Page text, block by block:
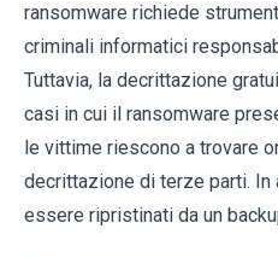
ransomware richiede
criminali informatici
Tuttavia, la decrittazione
casi in cui il ransomware
le vittime riescono a trovare
decrittazione di terze parti.
essere ripristinati da un